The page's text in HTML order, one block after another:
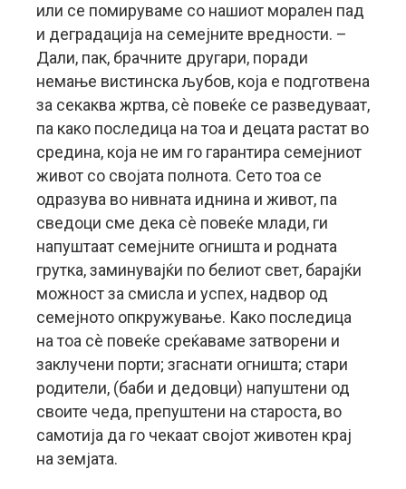
или се помируваме со нашиот морален пад
и деградација на семејните вредности. –
Дали, пак, брачните другари, поради
немање вистинска љубов, која е подготвена
за секаква жртва, сѐ повеќе се разведуваат,
па како последица на тоа и децата растат во
средина, која не им го гарантира семејниот
живот со својата полнота. Сето тоа се
одразува во нивната иднина и живот, па
сведоци сме дека сѐ повеќе млади, ги
напуштаат семејните огништа и родната
грутка, заминувајќи по белиот свет, барајќи
можност за смисла и успех, надвор од
семејното опкружување. Како последица
на тоа сѐ повеќе среќаваме затворени и
заклучени порти; згаснати огништа; стари
родители, (баби и дедовци) напуштени од
своите чеда, препуштени на староста, во
самотија да го чекаат својот животен крај
на земјата.